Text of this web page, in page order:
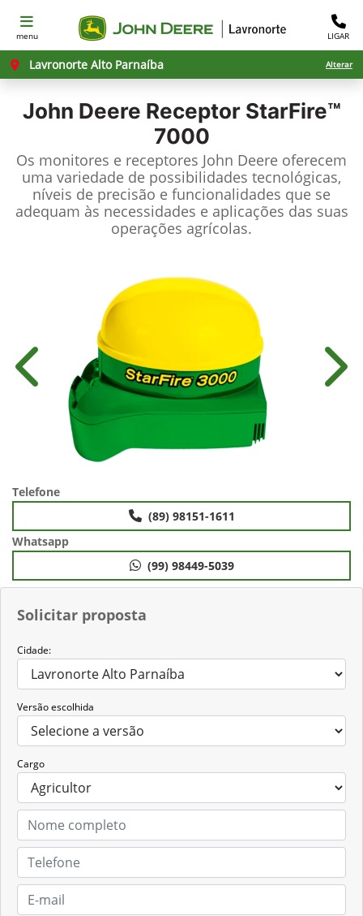
menu LIGAR
Lavronorte Alto Parnaíba Alterar
John Deere Receptor StarFire™
7000
Os monitores e receptores John Deere oferecem
uma variedade de possibilidades tecnológicas,
níveis de precisão e funcionalidades que se
adequam às necessidades e aplicações das suas
operações agrícolas.
Solicitar proposta
Cidade:
Versão escolhida
Cargo
Anterior
Telefone
(89) 98151-1611
Whatsapp
(99) 98449-5039